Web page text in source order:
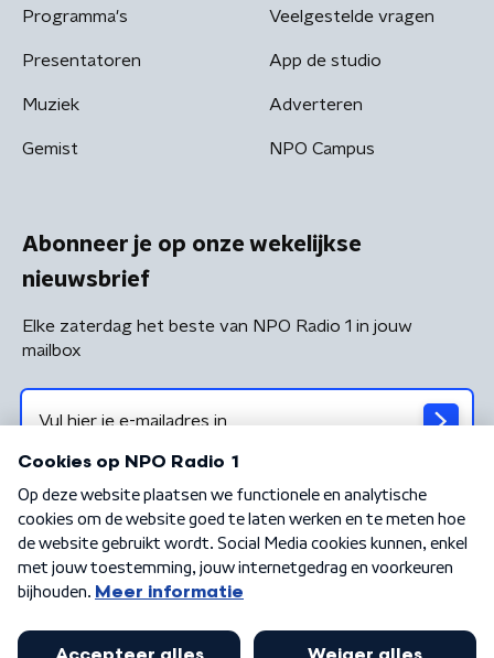
Programma's
Presentatoren
Muziek
Gemist
Veelgestelde vragen
App de studio
Adverteren
NPO Campus
Abonneer je op onze wekelijkse
nieuwsbrief
Elke zaterdag het beste van NPO Radio 1 in jouw
mailbox
Algemene voorwaarden